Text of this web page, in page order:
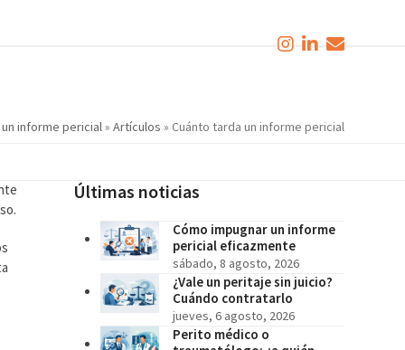
informe pericial» Artículos » Cuánto tarda un informe pericial
Últimas noticias
Cómo impugnar un informe
pericial eficazmente
sábado, 8 agosto, 2026
¿Vale un peritaje sin juicio?
Cuándo contratarlo
jueves, 6 agosto, 2026
Perito médico o